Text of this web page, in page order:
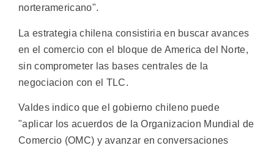
norteramericano".
La estrategia chilena consistiria en buscar avances
en el comercio con el bloque de America del Norte,
sin comprometer las bases centrales de la
negociacion con el TLC.
Valdes indico que el gobierno chileno puede
"aplicar los acuerdos de la Organizacion Mundial de
Comercio (OMC) y avanzar en conversaciones